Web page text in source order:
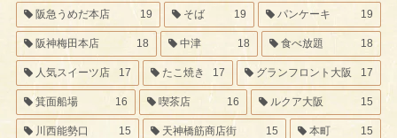
阪急うめだ本店 19 そば 19 パンケーキ 19
阪神梅田本店 18 中津 18 食べ放題 18
人気スイーツ店 17 たこ焼き 17 グランフロント大阪 17
箕面船場 16 喫茶店 16 ルクア大阪 15
川西能勢口 15 天神橋筋商店街 15 本町 15